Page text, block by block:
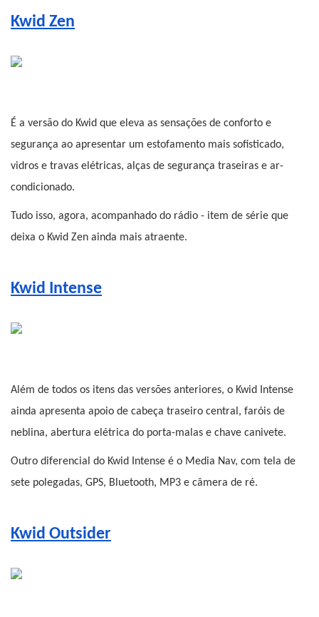
Kwid Zen
É a versão do Kwid que eleva as sensações de conforto e
segurança ao apresentar um estofamento mais sofisticado,
vidros e travas elétricas, alças de segurança traseiras e ar-
condicionado.
Tudo isso, agora, acompanhado do rádio - item de série que
deixa o Kwid Zen ainda mais atraente.
Kwid Intense
Além de todos os itens das versões anteriores, o Kwid Intense
ainda apresenta apoio de cabeça traseiro central, faróis de
neblina, abertura elétrica do porta-malas e chave canivete.
Outro diferencial do Kwid Intense é o Media Nav, com tela de
sete polegadas, GPS, Bluetooth, MP3 e câmera de ré.
Kwid Outsider